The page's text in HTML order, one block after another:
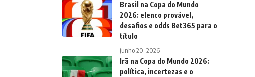
Brasil na Copa do Mundo
2026: elenco provável,
desafios e odds Bet365 para o
título
junho 20, 2026
Irã na Copa do Mundo 2026:
política, incertezas e o